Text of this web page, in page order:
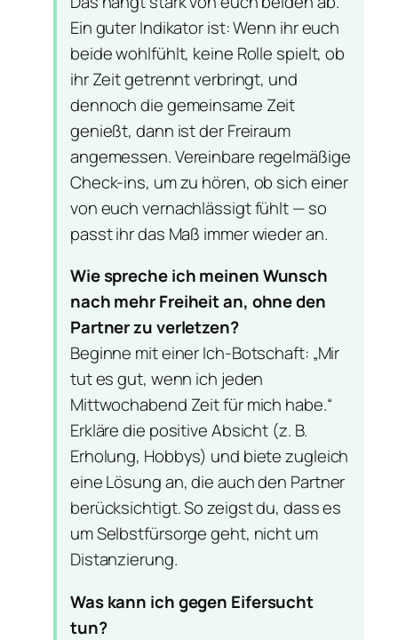
Ein guter Indikator ist: Wenn ihr euch
beide wohlfühlt, keine Rolle spielt, ob
ihr Zeit getrennt verbringt, und
dennoch die gemeinsame Zeit
genießt, dann ist der Freiraum
angemessen. Vereinbare regelmäßige
Check-ins, um zu hören, ob sich einer
von euch vernachlässigt fühlt — so
passt ihr das Maß immer wieder an.
Wie spreche ich meinen Wunsch
nach mehr Freiheit an, ohne den
Partner zu verletzen?
Beginne mit einer Ich-Botschaft: „Mir
tut es gut, wenn ich jeden
Mittwochabend Zeit für mich habe.“
Erkläre die positive Absicht (z. B.
Erholung, Hobbys) und biete zugleich
eine Lösung an, die auch den Partner
berücksichtigt. So zeigst du, dass es
um Selbstfürsorge geht, nicht um
Distanzierung.
Was kann ich gegen Eifersucht
tun?